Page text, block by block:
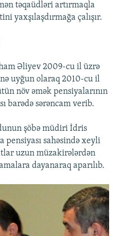
təqaüdləri artırmaqla
yaxşılaşdırmağa çalışır.
Əliyev 2009-cu il üzrə
uyğun olaraq 2010-cu il
növ əmək pensiyalarının
barədə sərəncam verib.
şöbə müdiri İdris
pensiyası sahəsində xeyli
uzun müzakirələrdən
dayanaraq aparılıb.